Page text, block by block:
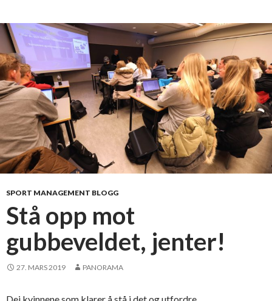
k
k
d
r
e
t
t
?
SPORT MANAGEMENT BLOGG
Stå opp mot
gubbeveldet, jenter!
27. MARS 2019 PANORAMA